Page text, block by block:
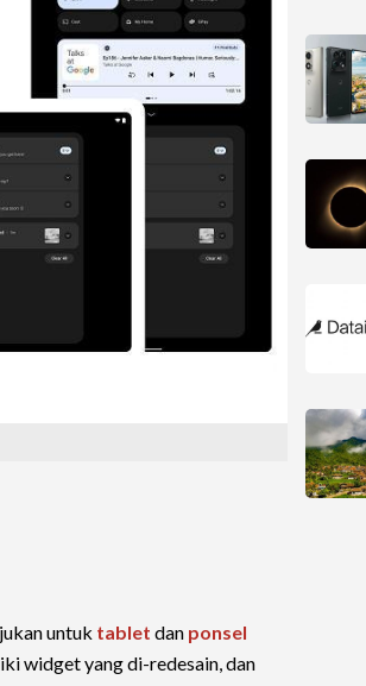
untuk tablet dan ponsel
widget yang di-redesain, dan